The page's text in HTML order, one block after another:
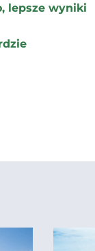
lepsze wyniki